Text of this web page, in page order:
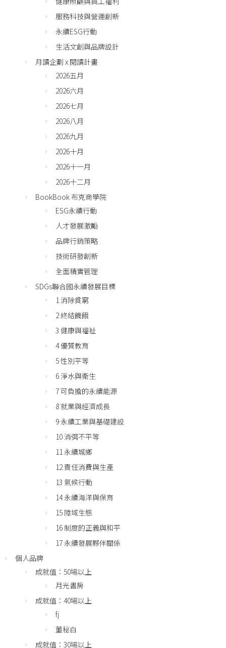
服務科技與營運創新
永續ESG行動
生活文創與品牌設計
月讀企劃 x 閱讀計畫
2026五月
2026六月
2026七月
2026八月
2026九月
2026十月
2026十一月
2026十二月
BookBook 布克商學院
ESG永續行動
人才發展激勵
品牌行銷策略
技術研發創新
全面精實管理
SDGs聯合國永續發展目標
1 消除貧窮
2 終結饑餓
3 健康與福祉
4 優質教育
5 性別平等
6 淨水與衛生
7 可負擔的永續能源
8 就業與經濟成長
9 永續工業與基礎建設
10 消弭不平等
11 永續城鄉
12 責任消費與生產
13 氣候行動
14 永續海洋與保育
15 陸域生態
16 制度的正義與和平
17 永續發展夥伴關係
個人品牌
成就值：50場以上
月光書房
成就值：40場以上
fj
董秘白
成就值：30場以上